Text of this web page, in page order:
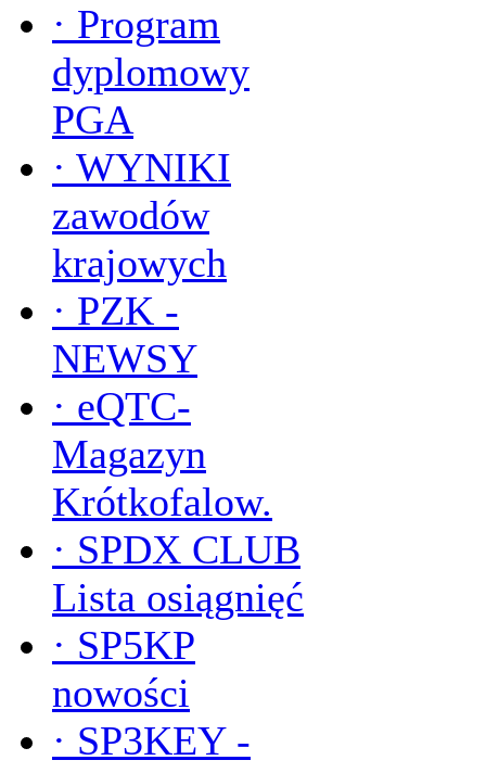
· Program
dyplomowy
PGA
· WYNIKI
zawodów
krajowych
· PZK -
NEWSY
· eQTC-
Magazyn
Krótkofalow.
· SPDX CLUB
Lista osiągnięć
· SP5KP
nowości
· SP3KEY -